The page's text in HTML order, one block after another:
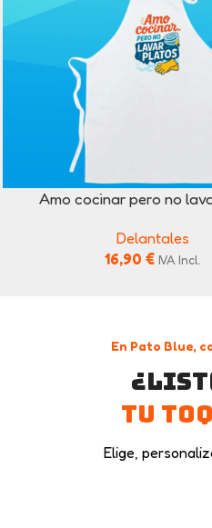
Amo cocinar pero no
Delantales
16,90 € IVA Incl.
En Pato Blue,
tu
Elige,